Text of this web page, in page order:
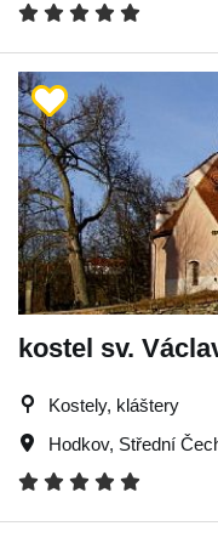
kostel sv.
Kostely, kláštery
Hodkov, Střední